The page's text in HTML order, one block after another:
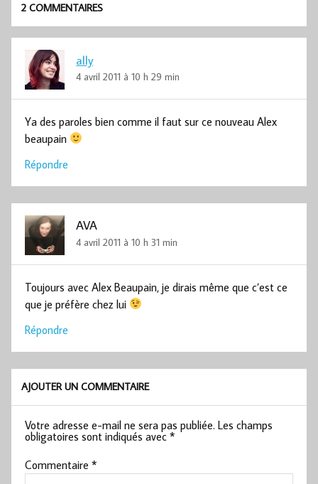
2 COMMENTAIRES
ally
4 avril 2011 à 10 h 29 min
Ya des paroles bien comme il faut sur ce nouveau Alex
beaupain
Répondre
AVA
4 avril 2011 à 10 h 31 min
Toujours avec Alex Beaupain, je dirais même que c’est ce
que je préfère chez lui
Répondre
AJOUTER UN COMMENTAIRE
Votre adresse e-mail ne sera pas publiée. Les champs
obligatoires sont indiqués avec*
Commentaire*